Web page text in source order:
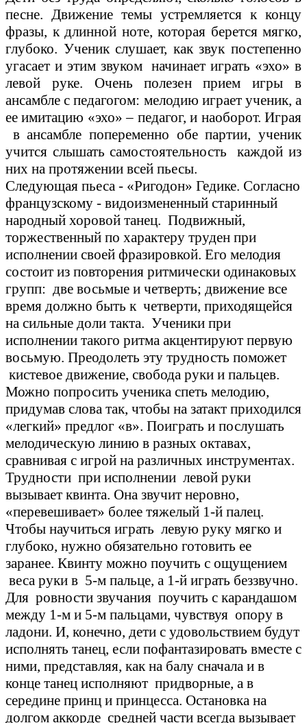
песне. Движение темы устремляется к концу
фразы, к длинной ноте, которая берется мягко,
глубоко. Ученик слушает, как звук постепенно
угасает и этим звуком начинает играть «эхо» в
левой руке. Очень полезен прием игры в
ансамбле с педагогом: мелодию играет ученик, а
ее имитацию «эхо» – педагог, и наоборот. Играя
в ансамбле попеременно обе партии, ученик
учится слышать самостоятельность каждой из
них на протяжении всей пьесы.
Следующая пьеса - «Ригодон» Гедике. Согласно
французскому - видоизмененный старинный
народный хоровой танец. Подвижный,
торжественный по характеру труден при
исполнении своей фразировкой. Его мелодия
состоит из повторения ритмически одинаковых
групп: две восьмые и четверть; движение все
время должно быть к четверти, приходящейся
на сильные доли такта. Ученики при
исполнении такого ритма акцентируют первую
восьмую. Преодолеть эту трудность поможет
кистевое движение, свобода руки и пальцев.
Можно попросить ученика спеть мелодию,
придумав слова так, чтобы на затакт приходился
«легкий» предлог «в». Поиграть и послушать
мелодическую линию в разных октавах,
сравнивая с игрой на различных инструментах.
Трудности при исполнении левой руки
вызывает квинта. Она звучит неровно,
«перевешивает» более тяжелый 1-й палец.
Чтобы научиться играть левую руку мягко и
глубоко, нужно обязательно готовить ее
заранее. Квинту можно поучить с ощущением
веса руки в 5-м пальце, а 1-й играть беззвучно.
Для ровности звучания поучить с карандашом
между 1-м и 5-м пальцами, чувствуя опору в
ладони. И, конечно, дети с удовольствием будут
исполнять танец, если пофантазировать вместе с
ними, представляя, как на балу сначала и в
конце танец исполняют придворные, а в
середине принц и принцесса. Остановка на
долгом аккорде средней части всегда вызывает